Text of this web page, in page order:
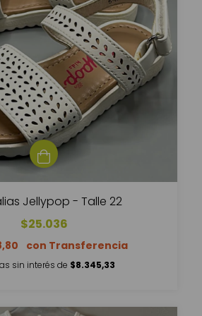
Jellypop - Talle 22
$25.036
sin interés de $8.345,33